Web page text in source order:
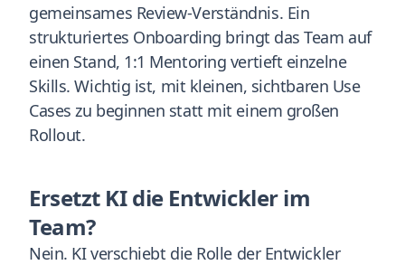
gemeinsames Review-Verständnis. Ein
strukturiertes Onboarding bringt das Team auf
einen Stand, 1:1 Mentoring vertieft einzelne
Skills. Wichtig ist, mit kleinen, sichtbaren Use
Cases zu beginnen statt mit einem großen
Rollout.
Ersetzt KI die Entwickler im
Team?
Nein. KI verschiebt die Rolle der Entwickler